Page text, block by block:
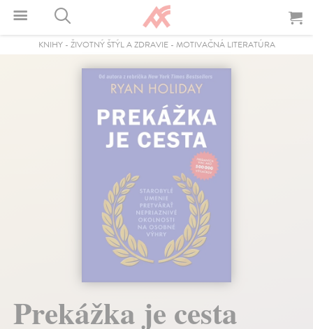
KNIHY- ŽIVOTNÝ ŠTÝL A ZDRAVIE- MOTIVAČNÁ LITERATÚRA
Prekážka je cesta